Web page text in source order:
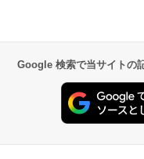
Google 検索で当サイトの